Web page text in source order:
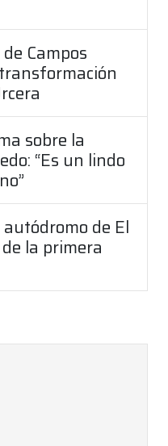
Campos
sobre la
“Es un lindo
de El
la primera